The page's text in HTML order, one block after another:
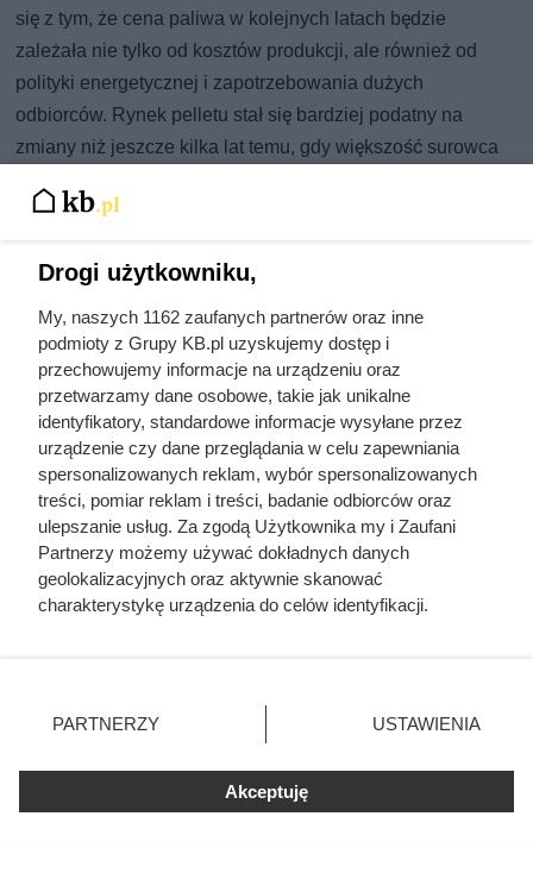
się z tym, że cena paliwa w kolejnych latach będzie
zależała nie tylko od kosztów produkcji, ale również od
polityki energetycznej i zapotrzebowania dużych
odbiorców. Rynek pelletu stał się bardziej podatny na
zmiany niż jeszcze kilka lat temu, gdy większość surowca
Właściciele takich instalacji powinni zwracać uwagę nie
Tańszy pellet o gorszych parametrach może powodować
większe zużycie, problemy z pracą kotła i wyższe koszty
eksploatacji. W praktyce oszczędność przy zakupie może
więc okazać się pozorna.
Długoterminowo coraz większe znaczenie będzie miała
różnorodność źródeł ogrzewania oraz poprawa
efektywności energetycznej budynków. Dobrze ocieplony
dom potrzebuje mniej energii niezależnie od tego, czy
ciepło pochodzi z pelletu, pompy ciepła czy innego źródła.
Sama zmiana paliwa bez ograniczenia strat energii może
nie rozwiązać problemu wysokich rachunków.
Drogi użytkowniku,
My, naszych 1162 zaufanych partnerów oraz inne
podmioty z Grupy KB.pl uzyskujemy dostęp i
przechowujemy informacje na urządzeniu oraz
przetwarzamy dane osobowe, takie jak unikalne
identyfikatory, standardowe informacje wysyłane przez
urządzenie czy dane przeglądania w celu zapewniania
spersonalizowanych reklam, wybór spersonalizowanych
treści, pomiar reklam i treści, badanie odbiorców oraz
ulepszanie usług. Za zgodą Użytkownika my i Zaufani
Partnerzy możemy używać dokładnych danych
geolokalizacyjnych oraz aktywnie skanować
charakterystykę urządzenia do celów identyfikacji.
zmienić/wycofać klikając przycisk ustawień prywatności
znajdujący się w lewym dolnym rogu strony. Niektóre
użytkownika, ale masz prawo sprzeciwić się takiemu
przetwarzaniu. Preferencje będą miały zastosowania tylko
PARTNERZY USTAWIENIA
Akceptuję